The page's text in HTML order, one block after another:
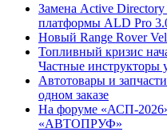
Замена Active Directory
платформы ALD Pro
Новый Range Rover
Топливный кризис
Частные
Автотовары и
одном заказе
На форуме «АСП-
«АВТОПРУФ»